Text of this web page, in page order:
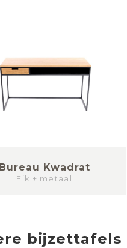
Kwadrat
Eik + metaal
bijzettafels